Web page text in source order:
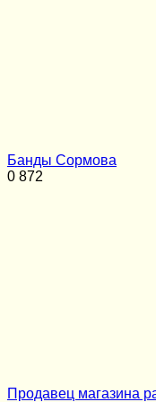
Банды Сормова
0 872
Продавец магазина